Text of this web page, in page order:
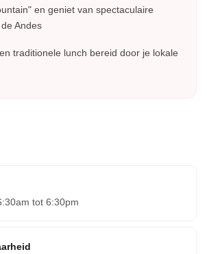
en geniet van spectaculaire
Andes
traditionele lunch bereid door je lokale
tot 6:30pm